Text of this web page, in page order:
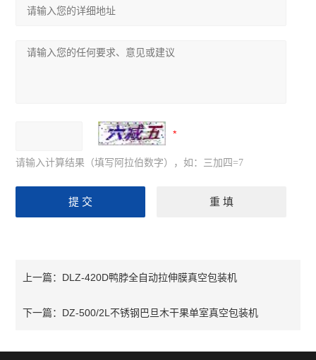
请输入计算结果（填写阿拉伯数字），如：三加四=7
上一篇： DLZ-420D鸭脖全自动拉伸膜真空包装机
下一篇： DZ-500/2L不锈钢巴旦木干果单室真空包装机